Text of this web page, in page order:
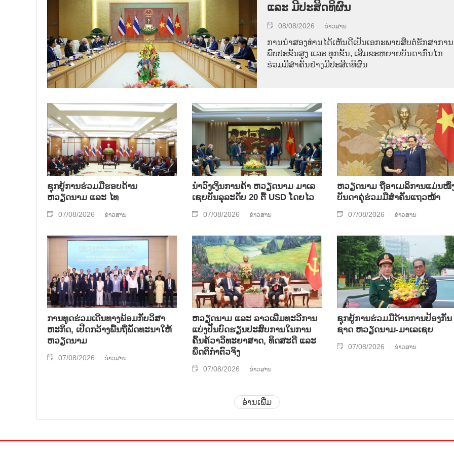
ແລະ ມີ​ປະ​ສິດ​ທິ​ຜົນ
08/08/2026 ຂ່າວສານ
ການ​ນຳ​ສອງ​ທ່ານ​ໄດ້​ເຫັນ​ດີ​ເປັນ​ເອ​ກະ​ພາບ​ສືບ​ຕໍ່​ຮັກ​ສາ​ການ​
ພົບ​ປະ​ຂັ້ນ​ສູງ ແລະ ທຸກ​ຂັ້ນ, ເສີມ​ຂະ​ຫຍາຍ​ບັນ​ດາ​ກົນ​ໄກ​
ຮ່ວມ​ມື​ສຳ​ຄັນ​ຢ່າງ​ມີ​ປະ​ສິດ​ທິ​ຜົນ
ຊຸກຍູ້ການຮ່ວມມືຮອບດ້ານ
ຫວຽດນາມ ແລະ ໄທ
07/08/2026 ຂ່າວສານ
ນຳ​ວົງ​ເງິນ​ການ​ຄ້າ ຫວຽດ​ນາມ ມາ​ເລ​
ເຊຍ​ບັນ​ລຸ​ລະ​ດັບ 20 ຕື້ USD ໂດຍ​ໄວ
07/08/2026 ຂ່າວສານ
ຫ​ວຽດ​ນາມ ຖື​ອາ​ເມ​ລິ​ການ​ແມ່ນ​ໜຶ່
ບັນ​ດາ​ຄູ່​ຮ່ວມ​ມື​ສຳ​ຄັນ​ແຖວ​ໜ້າ
07/08/2026 ຂ່າວສານ
ການ​ທູດ​ຮ່ວມ​ເດີນ​ທາງ​ພ້ອມກັບ​ວິ​ສາ​
ຫະ​ກ​ິດ, ເປີດກວ້າງ​ພື້ນ​ຖີ່​ພັດ​ທະ​ນາ​ໃຫ້​
ຫວຽດ​ນາມ
07/08/2026 ຂ່າວສານ
ຫວຽດ​ນາມ ແລະ ລາວ​ເພີ່ມ​ທະ​ວີ​ການ​
ແບ່​ງ​ປັນ​ບົດ​ຮຽນ​ປະ​ສົບ​ການ​ໃນ​ການ​
ຄົ້ນ​ຄ້​ວາ​ວິ​ທະ​ຍາ​ສາດ, ທິດ​ສະ​ດີ ແລະ
ພຶດ​ຕິ​ກຳຕົວ​ຈິງ
07/08/2026 ຂ່າວສານ
ຊຸກ​ຍູ້​ການ​ຮ່ວມ​ມື​ດ້ານ​ການ​ປ້ອງ​ກັນ​
ຊາດ ຫວຽດ​ນາມ-ມາ​ເລ​ເຊຍ
07/08/2026 ຂ່າວສານ
ອ່ານເພີ່ມ